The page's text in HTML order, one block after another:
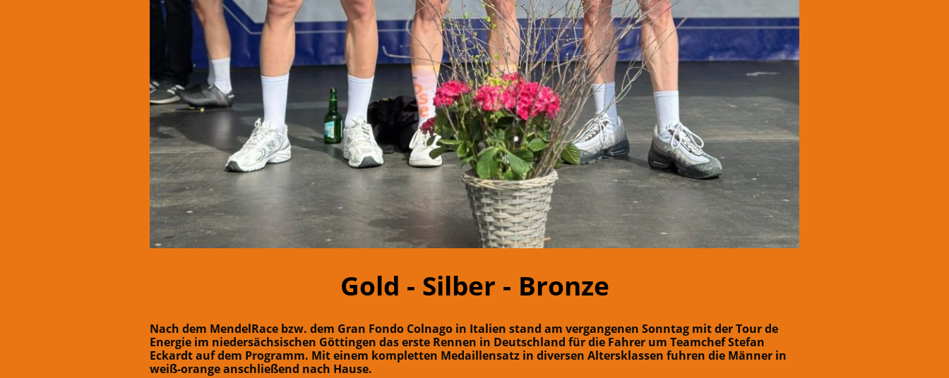
Gold - Silber - Bronze
Nach dem MendelRace bzw. dem Gran Fondo Colnago in Italien stand am vergangenen Sonntag mit der Tour de
Energie im niedersächsischen Göttingen das erste Rennen in Deutschland für die Fahrer um Teamchef Stefan
Eckardt auf dem Programm. Mit einem kompletten Medaillensatz in diversen Altersklassen fuhren die Männer in
weiß-orange anschließend nach Hause.